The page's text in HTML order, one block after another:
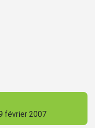
février 2007